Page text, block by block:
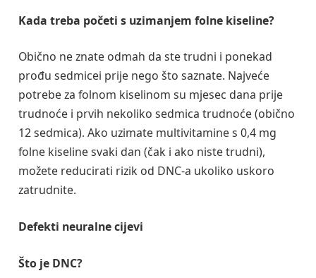
Kada treba početi s uzimanjem folne kiseline?
Obično ne znate odmah da ste trudni i ponekad
prođu sedmicei prije nego što saznate. Najveće
potrebe za folnom kiselinom su mjesec dana prije
trudnoće i prvih nekoliko sedmica trudnoće (obično
12 sedmica). Ako uzimate multivitamine s 0,4 mg
folne kiseline svaki dan (čak i ako niste trudni),
možete reducirati rizik od DNC-a ukoliko uskoro
zatrudnite.
Defekti neuralne cijevi
Što je DNC?